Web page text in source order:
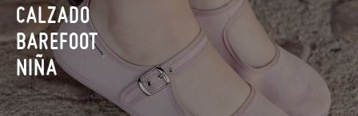
CALZADO
BAREFOOT
NIÑA